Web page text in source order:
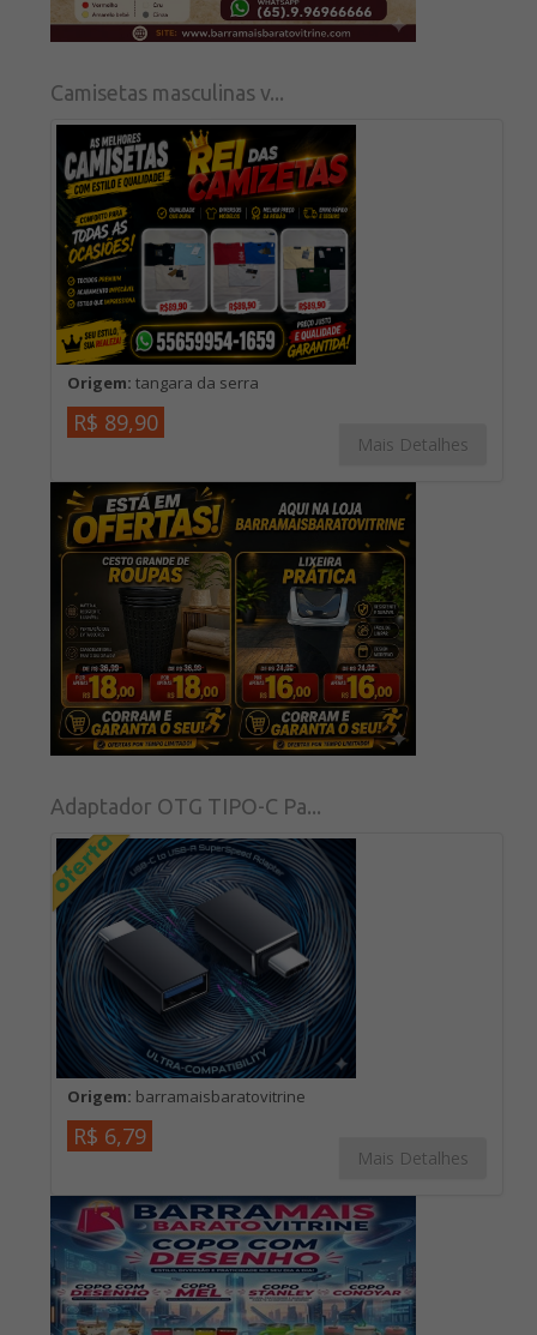
Camisetas masculinas v...
Origem: tangara da serra
R$ 89,90
Mais Detalhes
Adaptador OTG TIPO-C Pa...
Origem: barramaisbaratovitrine
R$ 6,79
Mais Detalhes